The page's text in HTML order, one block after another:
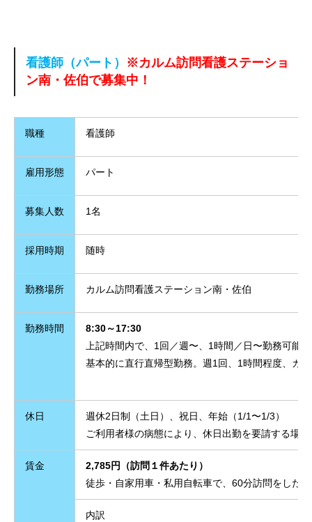
看護師（パート） ※カルム訪問看護ステーショ
ン南・佐伯で募集中！
職種 看護師
雇用形態 パート
募集人数 1名
採用時期 随時
勤務場所 カルム訪問看護ステーション南・佐伯
勤務時間
8:30～17:30
上記時間内で、1回／週〜、1時間／日〜勤務可能。
基本的に直行直帰型勤務。週1回、1時間程度、カ
休日
週休2日制（土日）、祝日、年始（1/1〜1/3）
ご利用者様の病態により、休日出勤を要請する場
賃金
2,785円（訪問１件あたり）
徒歩・自家用車・私用自転車で、60分訪問をした
内訳